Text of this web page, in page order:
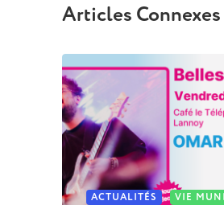
Articles Connexes
ACTUALITÉS VIE